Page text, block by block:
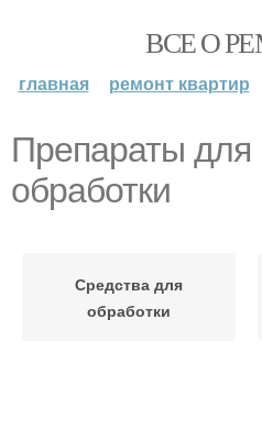
ВСЕ О
главная ремонт квартир
Препараты
обработки
Средства для
обработки